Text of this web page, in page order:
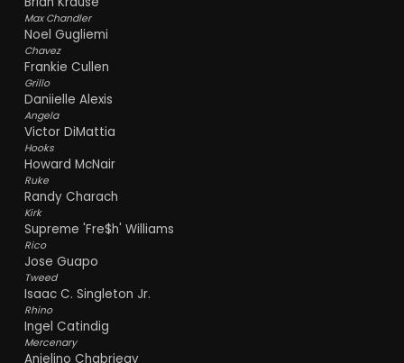
Max Chandler
Noel Gugliemi
Chavez
Frankie Cullen
Grillo
Daniielle Alexis
Angela
Victor DiMattia
Hooks
Howard McNair
Ruke
Randy Charach
Kirk
Supreme 'Fre$h' Williams
Rico
Jose Guapo
Tweed
Isaac C. Singleton Jr.
Rhino
Ingel Catindig
Mercenary
Anjelino Chabrieay